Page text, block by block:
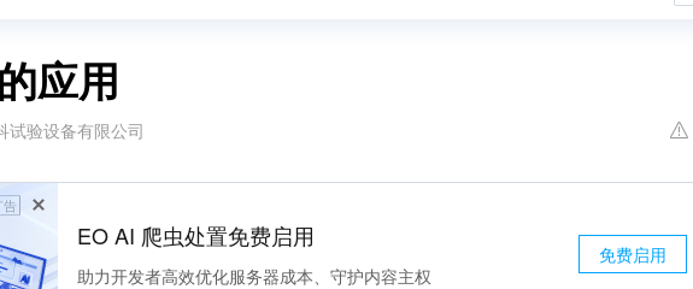
应用
试验设备有限公司
告
EO AI 爬虫处置免费启用
助力开发者高效优化服务器成本、守护内容主权
免费启用